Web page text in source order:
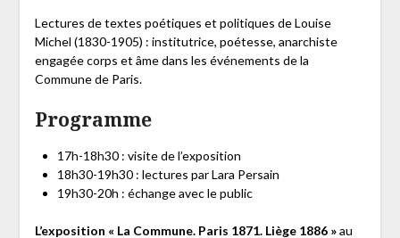
Lectures de textes poétiques et politiques de Louise
Michel (1830-1905) : institutrice, poétesse, anarchiste
engagée corps et âme dans les événements de la
Commune de Paris.
Programme
17h-18h30 : visite de l’exposition
18h30-19h30 : lectures par Lara Persain
19h30-20h : échange avec le public
L’exposition « La Commune. Paris 1871. Liège 1886 »au